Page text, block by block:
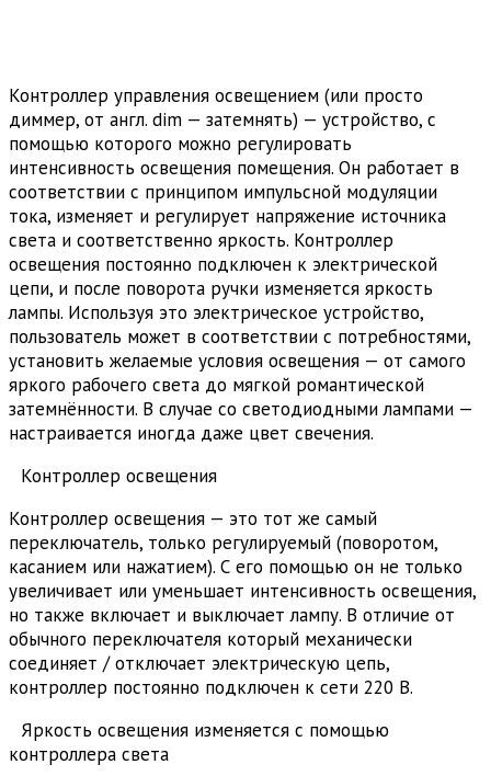
Контроллер управления освещением (или просто
диммер, от англ. dim — затемнять) — устройство, с
помощью которого можно регулировать
интенсивность освещения помещения. Он работает в
соответствии с принципом импульсной модуляции
тока, изменяет и регулирует напряжение источника
света и соответственно яркость. Контроллер
освещения постоянно подключен к электрической
цепи, и после поворота ручки изменяется яркость
лампы. Используя это электрическое устройство,
пользователь может в соответствии с потребностями,
установить желаемые условия освещения — от самого
яркого рабочего света до мягкой романтической
затемнённости. В случае со светодиодными лампами —
настраивается иногда даже цвет свечения.
Контроллер освещения
Контроллер освещения — это тот же самый
переключатель, только регулируемый (поворотом,
касанием или нажатием). С его помощью он не только
увеличивает или уменьшает интенсивность освещения,
но также включает и выключает лампу. В отличие от
обычного переключателя который механически
соединяет / отключает электрическую цепь,
контроллер постоянно подключен к сети 220 В.
Яркость освещения изменяется с помощью
контроллера света